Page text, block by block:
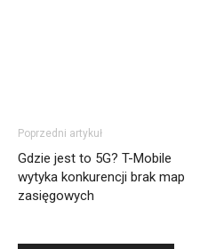
Poprzedni artykuł
Gdzie jest to 5G? T-Mobile
wytyka konkurencji brak map
zasięgowych